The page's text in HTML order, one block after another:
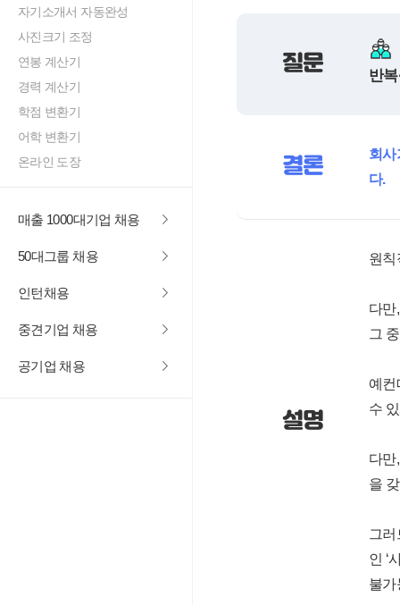
자기소개서 자동완성
사진크기 조정
연봉 계산기
경력 계산기
학점 변환기
어학 변환기
온라인 도장
매출 1000대기업 채용
50대그룹 채용
인턴채용
중견기업 채용
공기업 채용
질문 반
결론
회사
다.
설명
원칙
다만
그
예컨
수
다만
을
그
인 ‘
불가